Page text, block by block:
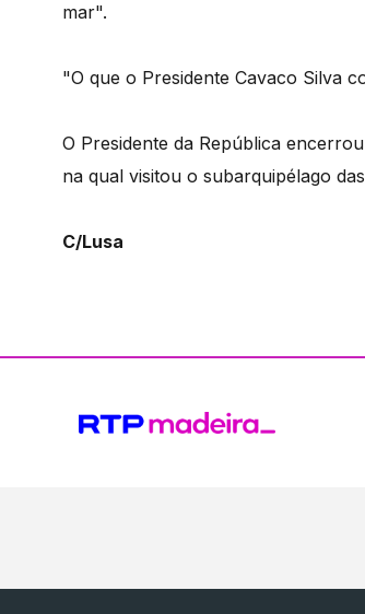
mar".
"O que o Presidente Cavaco Silva
O Presidente da República
na qual visitou o subarquipélago
C/Lusa